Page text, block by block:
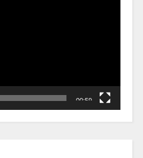
00:59